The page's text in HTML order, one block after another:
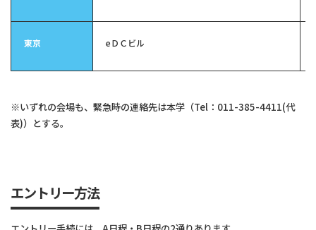
東京 eＤＣビル
※いずれの会場も、緊急時の連絡先は本学（Tel：011-385-4411(代
表)）とする。
エントリー方法